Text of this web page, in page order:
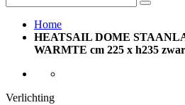
Home
HEATSAIL DOME
WARMTE cm 225 x h235
Verlichting